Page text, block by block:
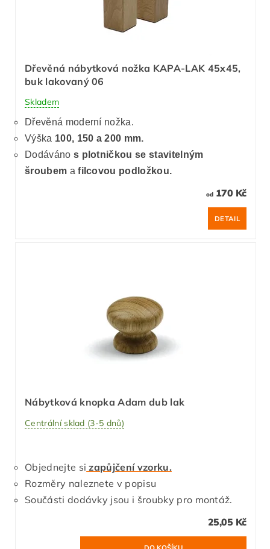
Dřevěná nábytková nožka KAPA-LAK 45x45,
buk lakovaný 06
Skladem
Dřevěná moderní nožka.
Výška 100, 150 a 200 mm.
Dodáváno s plotničkou se stavitelným
šroubem afilcovou podložkou.
od170 Kč
DETAIL
Nábytková knopka Adam dub lak
Centrální sklad (3-5 dnů)
Objednejte si zapůjčení vzorku.
Rozměry naleznete v popisu
Součásti dodávky jsou i šroubky pro montáž.
25,05 Kč